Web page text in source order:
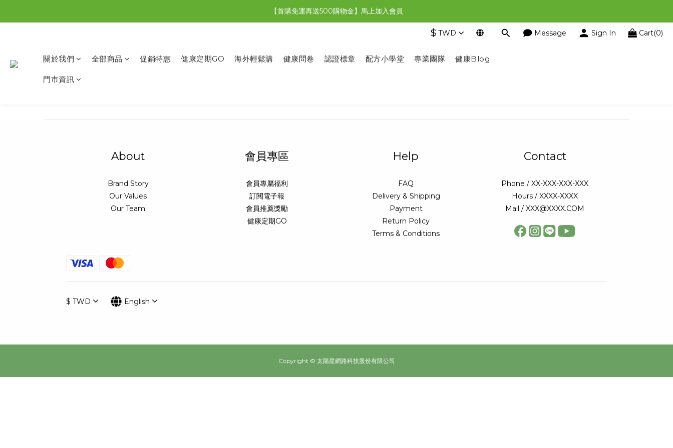
【限時特惠】全館滿1,000送500購物金！
【首購免運再送500購物金】馬上加入會員
$ TWD Message Sign In Cart(0)
關於我們 全部商品 促銷特惠 健康定期GO 海外輕鬆購 健康問卷 認證標章 配方小學堂 專業團隊 健康Blog
門市資訊
About
Brand Story
Our Values
Our Team
會員專區
會員專屬福利
訂閱電子報
會員推薦獎勵
健康定期GO
Help
FAQ
Delivery & Shipping
Payment
Return Policy
Terms & Conditions
Contact
Phone / XX-XXX-XXX-XXX
Hours / XXXX-XXXX
Mail / XXX@XXXX.COM
$ TWD English
Copyright © 太陽星網路科技股份有限公司